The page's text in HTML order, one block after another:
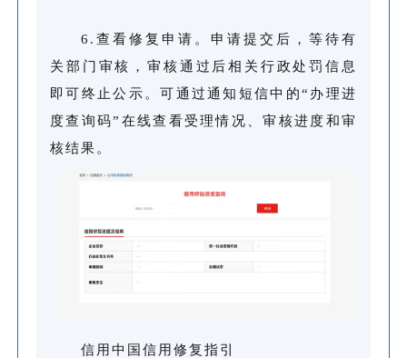
6.查看修复申请。申请提交后，等待有
关部门审核，审核通过后相关行政处罚信息
即可终止公示。可通过通知短信中的“办理进
度查询码”在线查看受理情况、审核进度和审
核结果。
信用中国信用修复指引